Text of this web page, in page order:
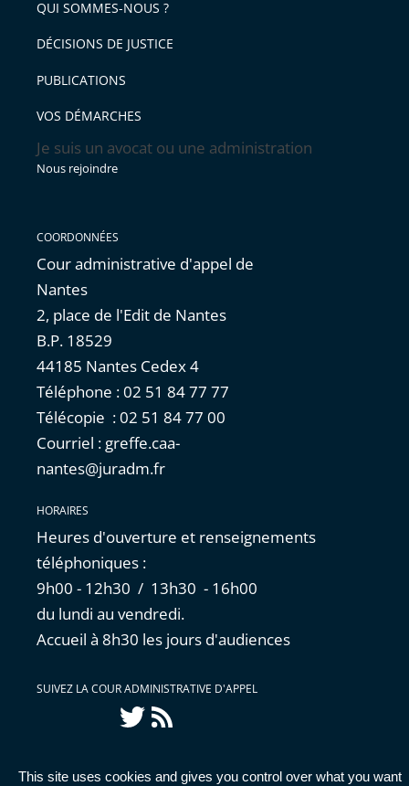
This site uses cookies and gives you control over what you want
QUI SOMMES-NOUS ?
DÉCISIONS DE JUSTICE
PUBLICATIONS
VOS DÉMARCHES
Je suis un avocat ou une administration
Nous rejoindre
COORDONNÉES
Cour administrative d'appel de
Nantes
2, place de l'Edit de Nantes
B.P. 18529
44185 Nantes Cedex 4
Téléphone : 02 51 84 77 77
Télécopie : 02 51 84 77 00
Courriel : greffe.caa-
nantes@juradm.fr
HORAIRES
Heures d'ouverture et renseignements
téléphoniques :
9h00 - 12h30 / 13h30 - 16h00
du lundi au vendredi.
Accueil à 8h30 les jours d'audiences
SUIVEZ LA COUR ADMINISTRATIVE D'APPEL
Twitter
Flux
RSS